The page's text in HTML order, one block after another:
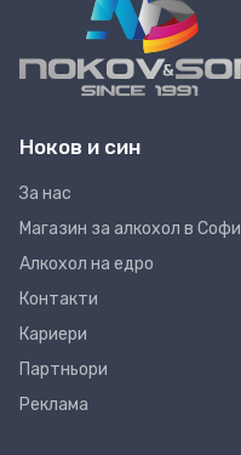
Ноков и син
За нас
Магазин за алкохол в
Алкохол на едро
Контакти
Кариери
Партньори
Реклама